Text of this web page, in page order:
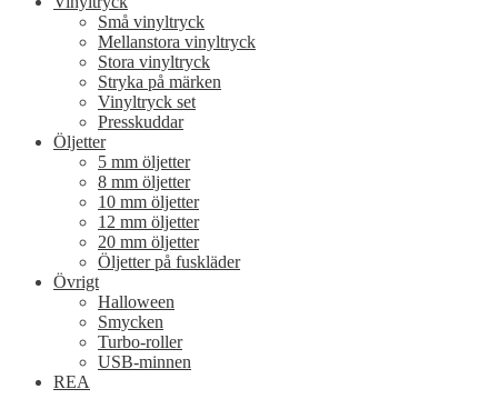
Små vinyltryck
Mellanstora vinyltryck
Stora vinyltryck
Stryka på märken
Vinyltryck set
Presskuddar
Öljetter
5 mm öljetter
8 mm öljetter
10 mm öljetter
12 mm öljetter
20 mm öljetter
Öljetter på fuskläder
Övrigt
Halloween
Smycken
Turbo-roller
USB-minnen
REA